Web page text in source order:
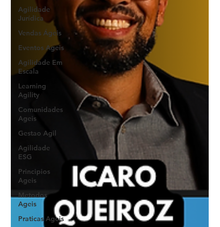
Agilidade
Jurídica
Vendas Ágeis
Eventos Ageis
Agilidade Em
Escala
Learning
Agility
Comunidades
Ageis
Gestao Agil
Agilidade
ESG
Principios
Ageis
Metodos
Ageis
Praticas Ageis